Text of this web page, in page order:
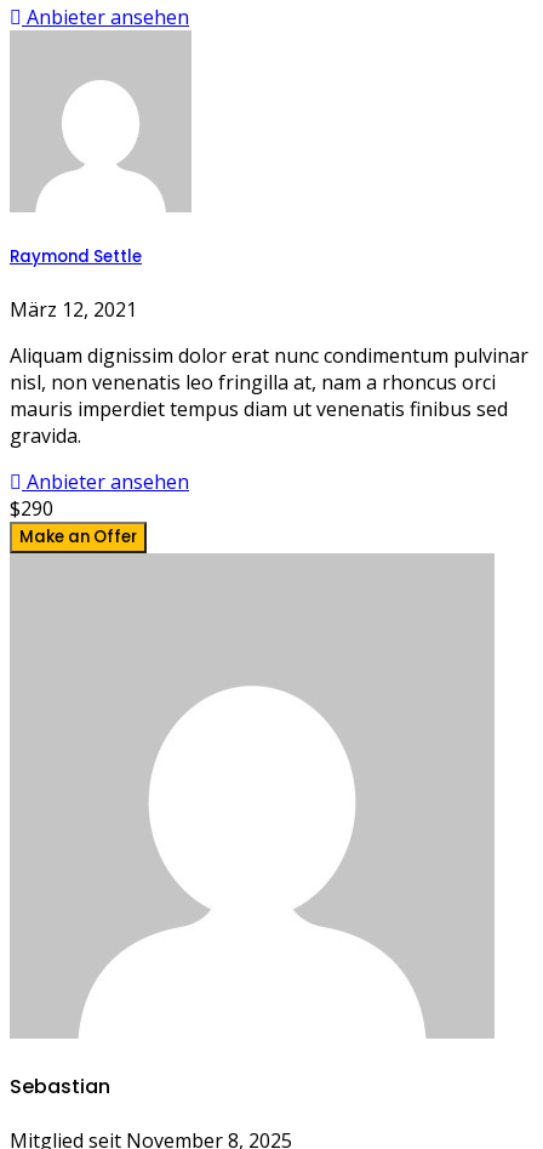
Anbieter ansehen
Raymond Settle
März 12, 2021
Aliquam dignissim dolor erat nunc condimentum pulvinar
nisl, non venenatis leo fringilla at, nam a rhoncus orci
mauris imperdiet tempus diam ut venenatis finibus sed
gravida.
Anbieter ansehen
$290
Make an Offer
Sebastian
Mitglied seit November 8, 2025